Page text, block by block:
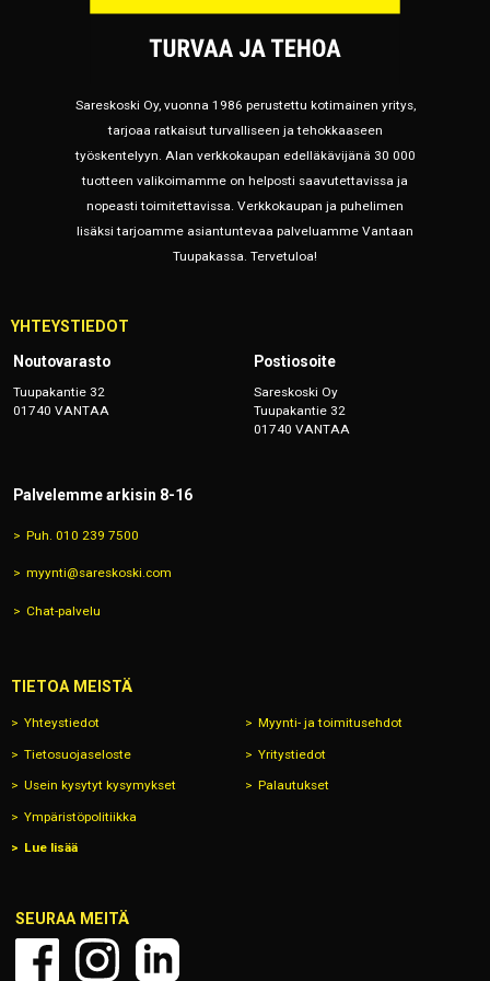
Sareskoski Oy, vuonna 1986 perustettu kotimainen yritys,
tarjoaa ratkaisut turvalliseen ja tehokkaaseen
työskentelyyn. Alan verkkokaupan edelläkävijänä 30 000
tuotteen valikoimamme on helposti saavutettavissa ja
nopeasti toimitettavissa. Verkkokaupan ja puhelimen
lisäksi tarjoamme asiantuntevaa palveluamme Vantaan
Tuupakassa. Tervetuloa!
YHTEYSTIEDOT
Noutovarasto
Tuupakantie 32
01740 VANTAA
Postiosoite
Sareskoski Oy
Tuupakantie 32
01740 VANTAA
Palvelemme arkisin 8-16
Puh. 010 239 7500
myynti@sareskoski.com
Chat-palvelu
TIETOA MEISTÄ
Yhteystiedot Myynti- ja toimitusehdot
Tietosuojaseloste Yritystiedot
Usein kysytyt kysymykset Palautukset
Ympäristöpolitiikka
Lue lisää
SEURAA MEITÄ